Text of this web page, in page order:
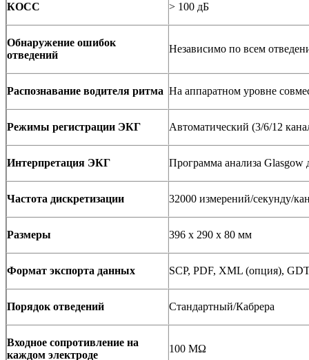
КОСС > 100 дБ
Обнаружение ошибок
отведений
Независимо по всем
Распознавание водителя ритма На аппаратном уровне
Режимы регистрации ЭКГ Автоматический (3/6/12
Интерпретация ЭКГ Программа анализа Glasgow
Частота дискретизации 32000 измерений/секунду/
Размеры 396 x 290 x 80 мм
Формат экспорта данных SCP, PDF, XML (опция),
Порядок отведений Стандартный/Кабрера
Входное сопротивление на
каждом электроде
100 MΩ